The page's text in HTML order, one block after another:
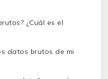
¿Cuál es el
datos brutos de mi